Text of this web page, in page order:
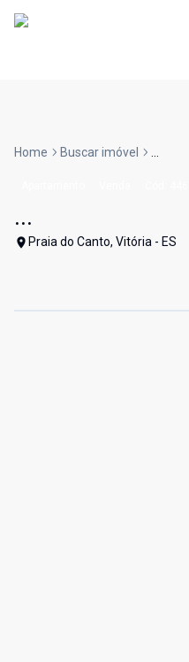
Home Buscar imóvel ...
...
Praia do Canto, Vitória - ES